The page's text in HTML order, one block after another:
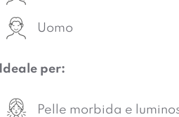
Uomo
Ideale per:
Pelle morbida e